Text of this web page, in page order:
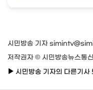
시민방송 기자
저작권자 © 시민방송뉴스통
시민방송 기자의 다른기사